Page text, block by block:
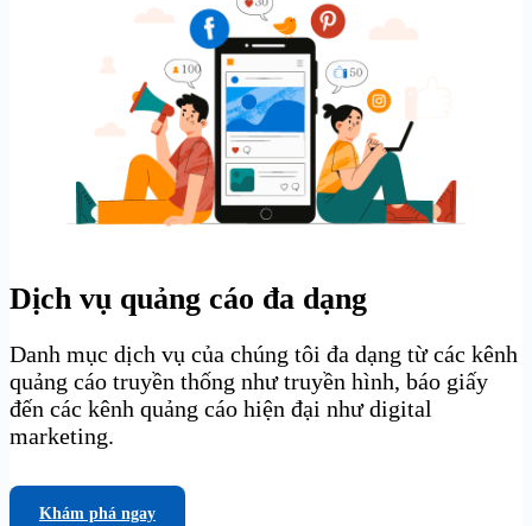
Dịch vụ quảng cáo đa dạng
Danh mục dịch vụ của chúng tôi đa dạng từ các kênh
quảng cáo truyền thống như truyền hình, báo giấy
đến các kênh quảng cáo hiện đại như digital
marketing.
Khám phá ngay